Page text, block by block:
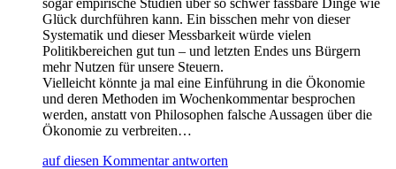
Glück durchführen kann. Ein bisschen mehr von dieser
Systematik und dieser Messbarkeit würde vielen
Politikbereichen gut tun – und letzten Endes uns Bürgern
mehr Nutzen für unsere Steuern.
Vielleicht könnte ja mal eine Einführung in die Ökonomie
und deren Methoden im Wochenkommentar besprochen
werden, anstatt von Philosophen falsche Aussagen über die
Ökonomie zu verbreiten…
auf diesen Kommentar antworten